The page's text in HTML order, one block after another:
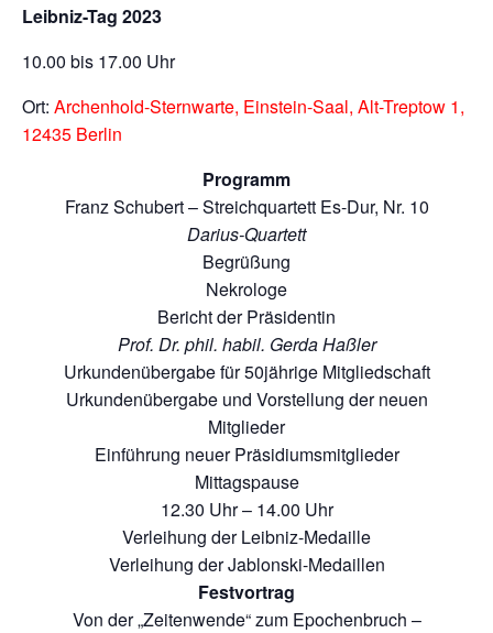
Leibniz-Tag 2023
10.00 bis 17.00 Uhr
Ort: Archenhold-Sternwarte, Einstein-Saal, Alt-Treptow 1,
12435 Berlin
Programm
Franz Schubert – Streichquartett Es-Dur, Nr. 10
Darius-Quartett
Begrüßung
Nekrologe
Bericht der Präsidentin
Prof. Dr. phil. habil. Gerda Haßler
Urkundenübergabe für 50jährige Mitgliedschaft
Urkundenübergabe und Vorstellung der neuen
Mitglieder
Einführung neuer Präsidiumsmitglieder
Mittagspause
12.30 Uhr – 14.00 Uhr
Verleihung der Leibniz-Medaille
Verleihung der Jablonski-Medaillen
Festvortrag
Von der „Zeitenwende“ zum Epochenbruch –